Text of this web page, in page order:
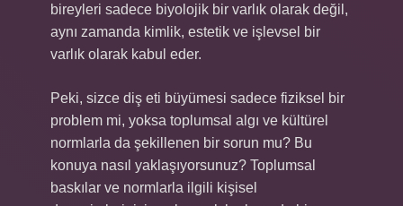
bireyleri sadece biyolojik bir varlık olarak değil,
aynı zamanda kimlik, estetik ve işlevsel bir
varlık olarak kabul eder.
Peki, sizce diş eti büyümesi sadece fiziksel bir
problem mi, yoksa toplumsal algı ve kültürel
normlarla da şekillenen bir sorun mu? Bu
konuya nasıl yaklaşıyorsunuz? Toplumsal
baskılar ve normlarla ilgili kişisel